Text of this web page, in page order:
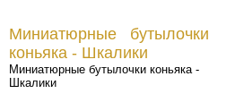
Миниатюрные бутылочки
коньяка - Шкалики
Миниатюрные бутылочки коньяка -
Шкалики